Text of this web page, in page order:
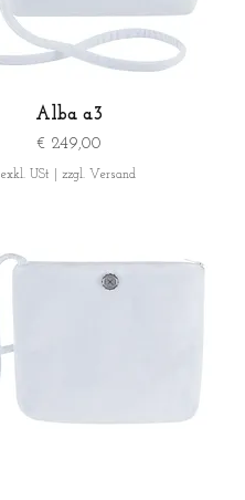
Alba a3
Preis
€ 249,00
exkl. USt zzgl. Versand